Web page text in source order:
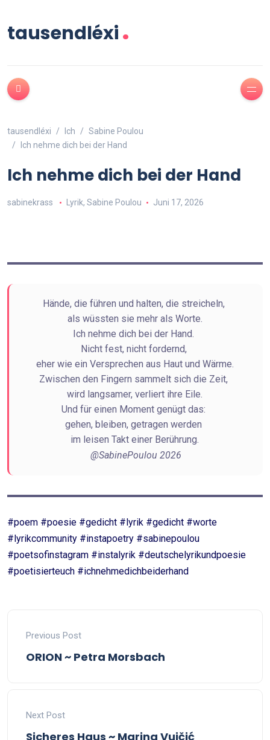
tausendléxi.
tausendléxi Ich
Sabine Poulou
Ich nehme dich bei der Hand
Ich nehme dich bei der Hand
sabinekrass Lyrik, Sabine Poulou Juni 17, 2026
Hände, die führen und halten, die streicheln,
als wüssten sie mehr als Worte.
Ich nehme dich bei der Hand.
Nicht fest, nicht fordernd,
eher wie ein Versprechen aus Haut und Wärme.
Zwischen den Fingern sammelt sich die Zeit,
wird langsamer, verliert ihre Eile.
Und für einen Moment genügt das:
gehen, bleiben, getragen werden
im leisen Takt einer Berührung.
@SabinePoulou 2026
#poem #poesie #gedicht #lyrik #gedicht #worte
#lyrikcommunity #instapoetry #sabinepoulou
#poetsofinstagram #instalyrik #deutschelyrikundpoesie
#poetisierteuch #ichnehmedichbeiderhand
Previous Post
ORION ~ Petra Morsbach
Next Post
Sicheres Haus ~ Marina Vujčić